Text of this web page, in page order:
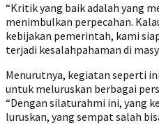
“Kritik yang baik adalah yang
menimbulkan perpecahan.
kebijakan pemerintah, kami
terjadi kesalahpahaman di
Menurutnya, kegiatan seperti
untuk meluruskan berbagai
“Dengan silaturahmi ini, yang
luruskan, yang sempat salah